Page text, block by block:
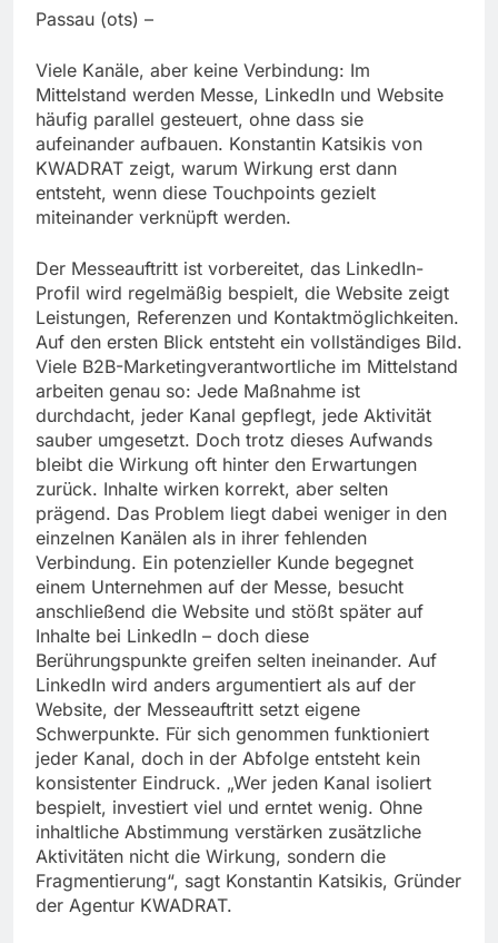
Passau (ots) –
Viele Kanäle, aber keine Verbindung: Im
Mittelstand werden Messe, LinkedIn und Website
häufig parallel gesteuert, ohne dass sie
aufeinander aufbauen. Konstantin Katsikis von
KWADRAT zeigt, warum Wirkung erst dann
entsteht, wenn diese Touchpoints gezielt
miteinander verknüpft werden.
Der Messeauftritt ist vorbereitet, das LinkedIn-
Profil wird regelmäßig bespielt, die Website zeigt
Leistungen, Referenzen und Kontaktmöglichkeiten.
Auf den ersten Blick entsteht ein vollständiges Bild.
Viele B2B-Marketingverantwortliche im Mittelstand
arbeiten genau so: Jede Maßnahme ist
durchdacht, jeder Kanal gepflegt, jede Aktivität
sauber umgesetzt. Doch trotz dieses Aufwands
bleibt die Wirkung oft hinter den Erwartungen
zurück. Inhalte wirken korrekt, aber selten
prägend. Das Problem liegt dabei weniger in den
einzelnen Kanälen als in ihrer fehlenden
Verbindung. Ein potenzieller Kunde begegnet
einem Unternehmen auf der Messe, besucht
anschließend die Website und stößt später auf
Inhalte bei LinkedIn – doch diese
Berührungspunkte greifen selten ineinander. Auf
LinkedIn wird anders argumentiert als auf der
Website, der Messeauftritt setzt eigene
Schwerpunkte. Für sich genommen funktioniert
jeder Kanal, doch in der Abfolge entsteht kein
konsistenter Eindruck. „Wer jeden Kanal isoliert
bespielt, investiert viel und erntet wenig. Ohne
inhaltliche Abstimmung verstärken zusätzliche
Aktivitäten nicht die Wirkung, sondern die
Fragmentierung“, sagt Konstantin Katsikis, Gründer
der Agentur KWADRAT.